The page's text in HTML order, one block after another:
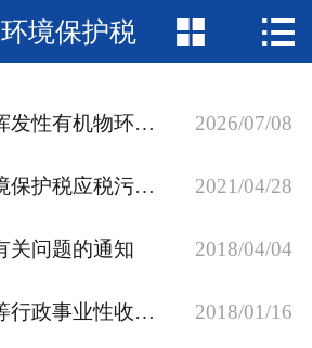
网站首页
财会法规库
税收法规库
国际税收库
环境保护税  
关于印发《征收挥发性有机物环境保护税试点实施办法》的通知 2026/07/08
关于发布计算环境保护税应税污染物排放量的排污系数和物料衡算方法的公告 2021/04/28
关问题的通知 2018/04/04
关于停征排污费等行政事业性收费有关事项的通知 2018/01/16